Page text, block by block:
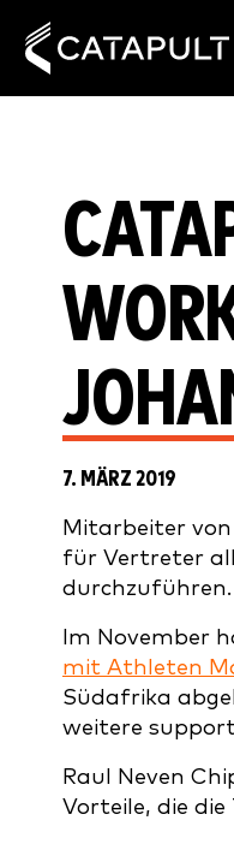
7. MÄRZ 2019
Mitarbeiter
für Vertreter
durchzuführen.
Im November
mit Athleten
Südafrika
weitere
Raul Neven
Vorteile, die